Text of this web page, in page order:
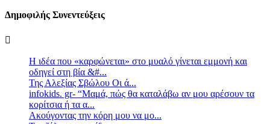
Δημοφιλής Συνεντεύξεις
Η ιδέα που «καρφώνεται» στο μυαλό γίνεται εμμονή και
οδηγεί στη βία &#...
Της Αλεξίας Σβώλου Οι ά...
infokids. gr- “Μαμά, πώς θα καταλάβω αν μου αρέσουν τα
κορίτσια ή τα α...
Ακούγοντας την κόρη μου να μο...